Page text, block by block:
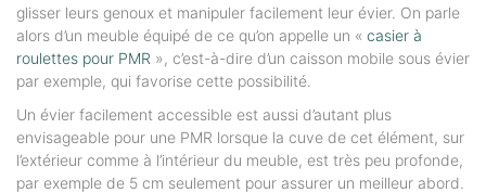
glisser leurs genoux et manipuler facilement leur évier. On parle
alors d’un meuble équipé de ce qu’on appelle un « casier à
roulettes pour PMR », c’est-à-dire d’un caisson mobile sous évier
par exemple, qui favorise cette possibilité.
Un évier facilement accessible est aussi d’autant plus
envisageable pour une PMR lorsque la cuve de cet élément, sur
l’extérieur comme à l’intérieur du meuble, est très peu profonde,
par exemple de 5 cm seulement pour assurer un meilleur abord.